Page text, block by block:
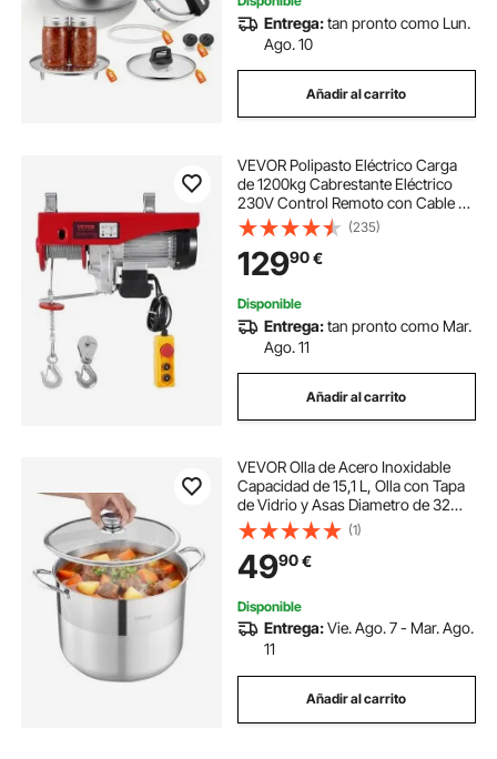
Entrega:tan pronto como Lun.
Ago. 10
Añadir al carrito
VEVOR Polipasto Eléctrico Carga
de 1200kg Cabrestante Eléctrico
230V Control Remoto con Cable de
4,2m Eslinga Simple Doble Parada
de Emergencia Polipasto Elevador
para Garaje, Almacén, Fábrica
(235)
12990€
Disponible
Entrega:tan pronto como Mar.
Ago. 11
Añadir al carrito
VEVOR Olla de Acero Inoxidable
Capacidad de 15,1 L, Olla con Tapa
de Vidrio y Asas Diametro de 32
cm, Ligero para Transportar, con
Base de 5 Capas, Grande y
Resistente, Ideal para Sopas,
Guisos
(1)
4990€
Disponible
Entrega:Vie. Ago. 7 - Mar. Ago.
11
Añadir al carrito